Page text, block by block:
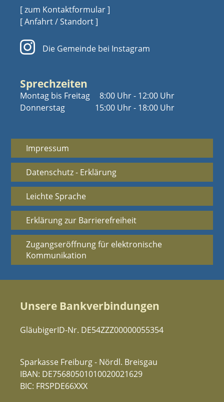
[ zum Kontaktformular ]
[ Anfahrt / Standort ]
Die Gemeinde bei Instagram
Sprechzeiten
Montag bis Freitag
Donnerstag
8:00 Uhr - 12:00 Uhr
15:00 Uhr - 18:00 Uhr
Impressum
Datenschutz - Erklärung
Leichte Sprache
Erklärung zur Barrierefreiheit
Zugangseröffnung für elektronische
Kommunikation
Unsere Bankverbindungen
GläubigerID-Nr. DE54ZZZ00000055354
Sparkasse Freiburg - Nördl. Breisgau
IBAN: DE75680501010020021629
BIC: FRSPDE66XXX